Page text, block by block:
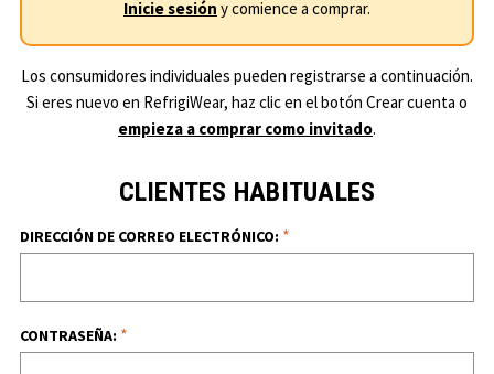
Inicie sesión y comience a comprar.
Los consumidores individuales pueden registrarse a continuación.
Si eres nuevo en RefrigiWear, haz clic en el botón Crear cuenta o
empieza a comprar como invitado.
CLIENTES HABITUALES
DIRECCIÓN DE CORREO ELECTRÓNICO: *
CONTRASEÑA: *